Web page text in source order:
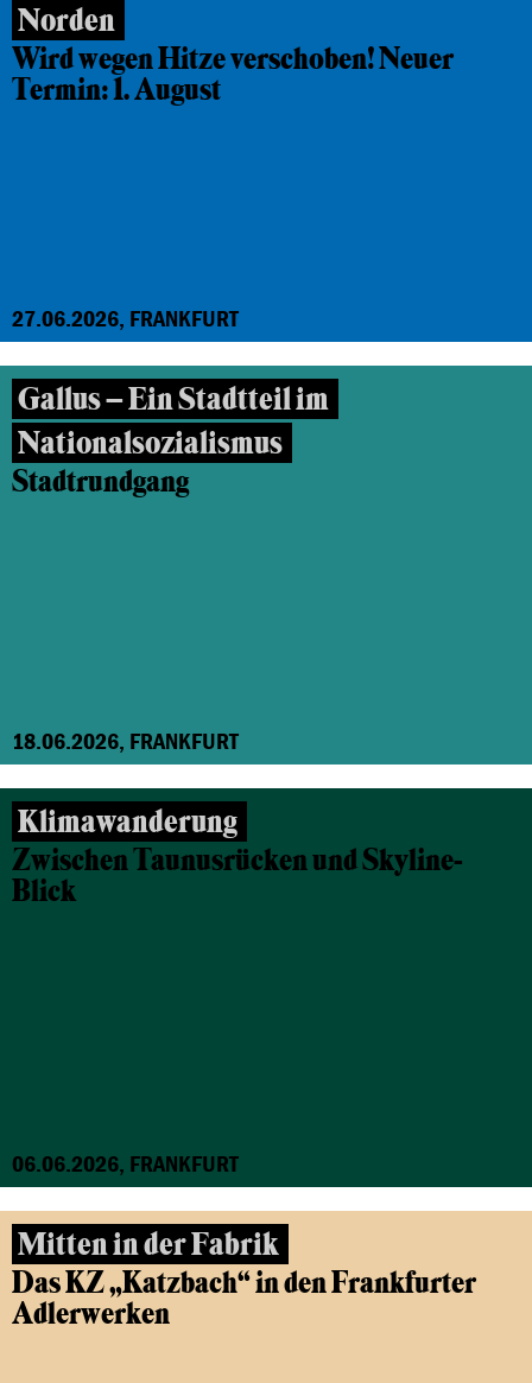
Norden
Wird wegen Hitze verschoben! Neuer
Termin: 1. August
27.06.2026, FRANKFURT
Gallus – Ein Stadtteil im
Nationalsozialismus
Stadtrundgang
18.06.2026, FRANKFURT
Klimawanderung
Zwischen Taunusrücken und Skyline-
Blick
06.06.2026, FRANKFURT
Mitten in der Fabrik
Das KZ „Katzbach“ in den Frankfurter
Adlerwerken